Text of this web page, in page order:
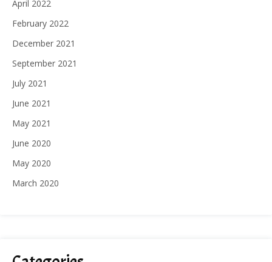
April 2022
February 2022
December 2021
September 2021
July 2021
June 2021
May 2021
June 2020
May 2020
March 2020